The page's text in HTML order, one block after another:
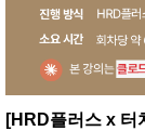
[HRD플러스 x 터